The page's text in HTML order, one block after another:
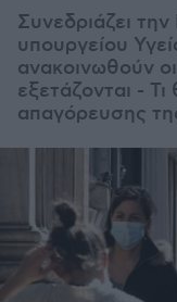
Συνεδριάζει
υπουργείου
ανακοινωθούν
εξετάζονται -
απαγόρευσης